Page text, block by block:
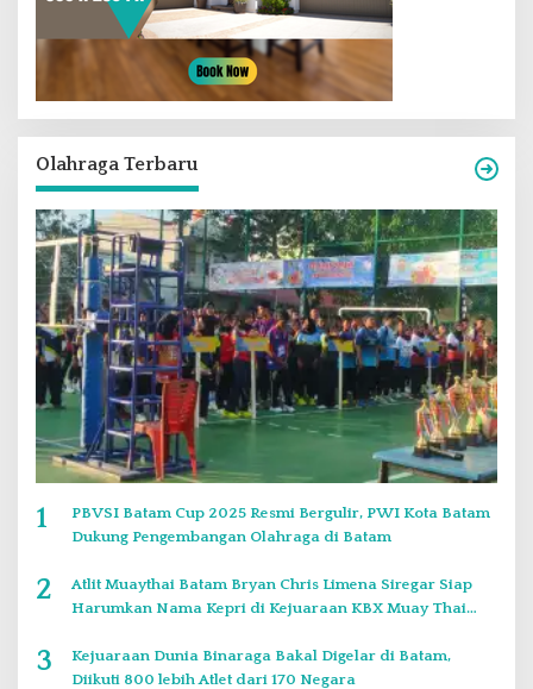
Olahraga Terbaru
1
PBVSI Batam Cup 2025 Resmi Bergulir, PWI Kota Batam
Dukung Pengembangan Olahraga di Batam
2
Atlit Muaythai Batam Bryan Chris Limena Siregar Siap
Harumkan Nama Kepri di Kejuaraan KBX Muay Thai
3
Kejuaraan Dunia Binaraga Bakal Digelar di Batam,
Diikuti 800 lebih Atlet dari 170 Negara